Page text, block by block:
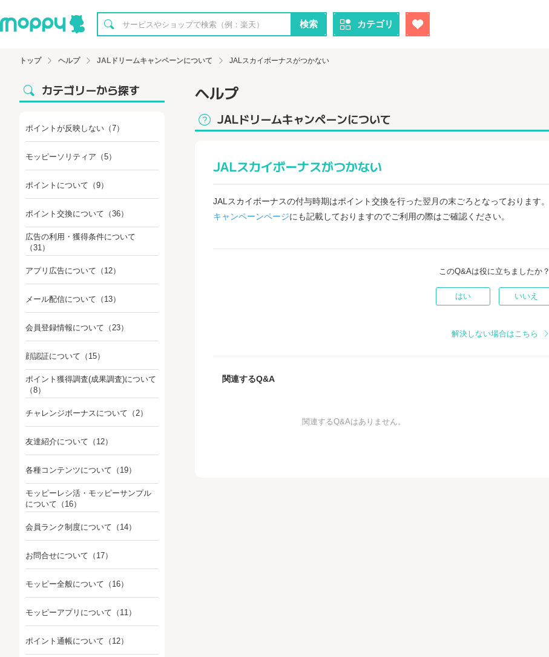
検索 カテゴリ
トップ ヘルプ JALドリームキャンペーンについて JALスカイボーナスがつかない
ヘルプ
JALドリームキャンペーンについて
JALスカイボーナスがつかない
JALスカイボーナスの付与時期はポイント交換を行った翌月の末ごろとなっております。
キャンペーンページにも記載しておりますのでご利用の際はご確認ください。
このQ&Aは役に立ちましたか？
はい いいえ
解決しない場合はこちら
関連するQ&A
関連するQ&Aはありません。
カテゴリーから探す
ポイントが反映しない （7）
モッピーソリティア （5）
ポイントについて （9）
ポイント交換について （36）
広告の利用・獲得条件について
（31）
アプリ広告について （12）
メール配信について （13）
会員登録情報について （23）
顔認証について （15）
ポイント獲得調査(成果調査)について
（8）
チャレンジボーナスについて （2）
友達紹介について （12）
各種コンテンツについて （19）
モッピーレシ活・モッピーサンプル
について （16）
会員ランク制度について （14）
お問合せについて （17）
モッピー全般について （16）
モッピーアプリについて （11）
ポイント通帳について （12）